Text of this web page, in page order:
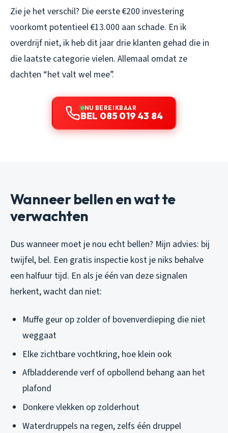
Zie je het verschil? Die eerste €200 investering
voorkomt potentieel €13.000 aan schade. En ik
overdrijf niet, ik heb dit jaar drie klanten gehad die in
die laatste categorie vielen. Allemaal omdat ze
dachten “het valt wel mee”.
NU BEREIKBAAR
BEL 085 019 43 84
Wanneer bellen en wat te
verwachten
Dus wanneer moet je nou echt bellen? Mijn advies: bij
twijfel, bel. Een gratis inspectie kost je niks behalve
een halfuur tijd. En als je één van deze signalen
herkent, wacht dan niet:
Muffe geur op zolder of bovenverdieping die niet
weggaat
Elke zichtbare vochtkring, hoe klein ook
Afbladderende verf of opbollend behang aan het
plafond
Donkere vlekken op zolderhout
Waterdruppels na regen, zelfs één druppel